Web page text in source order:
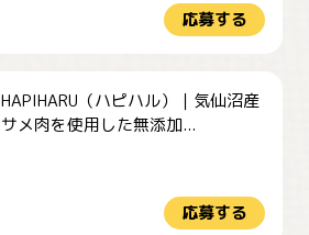
応募する
HAPIHARU（ハピハル）｜気仙沼産
サメ肉を使用した無添加...
応募する